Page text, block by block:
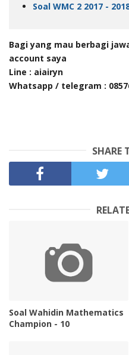
Soal WMC 2 2017 -
Bagi yang mau berbagi
account saya
Line : aiairyn
Whatsapp / telegram :
SHARE
Soal Wahidin Mathematics
Champion - 10